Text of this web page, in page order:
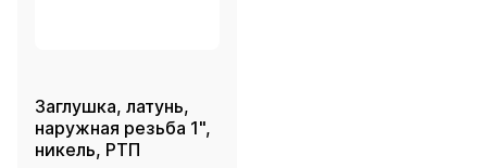
Заглушка, латунь,
наружная резьба 1",
никель, РТП